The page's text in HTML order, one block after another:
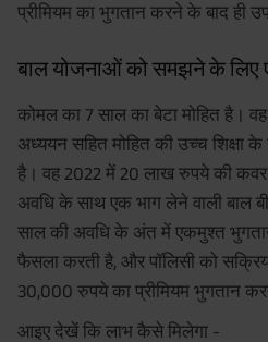
प्रीमियम का भुगतान करने के बाद ही
बाल योजनाओं को समझने के लिए
कोमल का 7 साल का बेटा मोहित है।
अध्ययन सहित मोहित की उच्च शिक्षा
है। वह 2022 में 20 लाख रुपये की कवर
अवधि के साथ एक भाग लेने वाली बाल
साल की अवधि के अंत में एकमुश्त
फैसला करती है, और पॉलिसी को
30,000 रुपये का प्रीमियम भुगतान
आइए देखें कि लाभ कैसे मिलेगा -